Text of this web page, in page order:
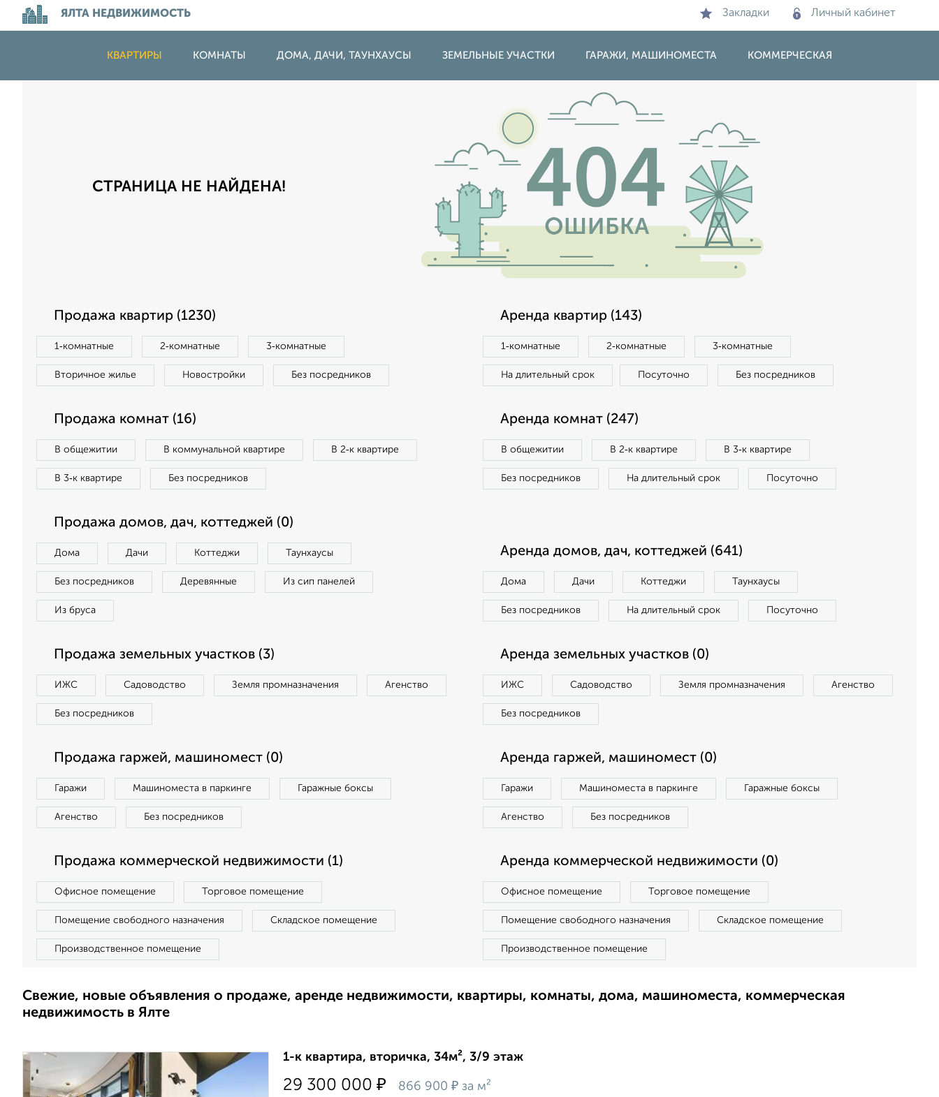
ЯЛТА НЕДВИЖИМОСТЬ Закладки Личный кабинет
КВАРТИРЫ КОМНАТЫ ДОМА, ДАЧИ, ТАУНХАУСЫ ЗЕМЕЛЬНЫЕ УЧАСТКИ ГАРАЖИ, МАШИНОМЕСТА КОММЕРЧЕСКАЯ
СТРАНИЦА НЕ НАЙДЕНА!
Продажа квартир (1230)
1‑комнатные 2‑комнатные 3‑комнатные
Вторичное жилье Новостройки Без посредников
Аренда квартир (143)
1‑комнатные 2‑комнатные 3‑комнатные
На длительный срок Посуточно Без посредников
Продажа комнат (16)
В общежитии В коммунальной квартире В 2‑к квартире
В 3‑к квартире Без посредников
Аренда комнат (247)
В общежитии В 2‑к квартире В 3‑к квартире
Без посредников На длительный срок Посуточно
Продажа домов, дач, коттеджей (0)
Дома Дачи Коттеджи Таунхаусы
Без посредников Деревянные Из сип панелей
Из бруса
Аренда домов, дач, коттеджей (641)
Дома Дачи Коттеджи Таунхаусы
Без посредников На длительный срок Посуточно
Продажа земельных участков (3)
ИЖС Садоводство Земля промназначения Агенство
Без посредников
Аренда земельных участков (0)
ИЖС Садоводство Земля промназначения Агенство
Без посредников
Продажа гаржей, машиномест (0)
Гаражи Машиноместа в паркинге Гаражные боксы
Агенство Без посредников
Аренда гаржей, машиномест (0)
Гаражи Машиноместа в паркинге Гаражные боксы
Агенство Без посредников
Продажа коммерческой недвижимости (1)
Офисное помещение Торговое помещение
Помещение свободного назначения Складское помещение
Производственное помещение
Аренда коммерческой недвижимости (0)
Офисное помещение Торговое помещение
Помещение свободного назначения Складское помещение
Производственное помещение
Свежие, новые объявления о продаже, аренде недвижимости, квартиры, комнаты, дома, машиноместа, коммерческая
недвижимость в Ялте
1-к квартира, вторичка, 34м², 3/9 этаж
29 300 000 ₽ 866 900 ₽ за м²